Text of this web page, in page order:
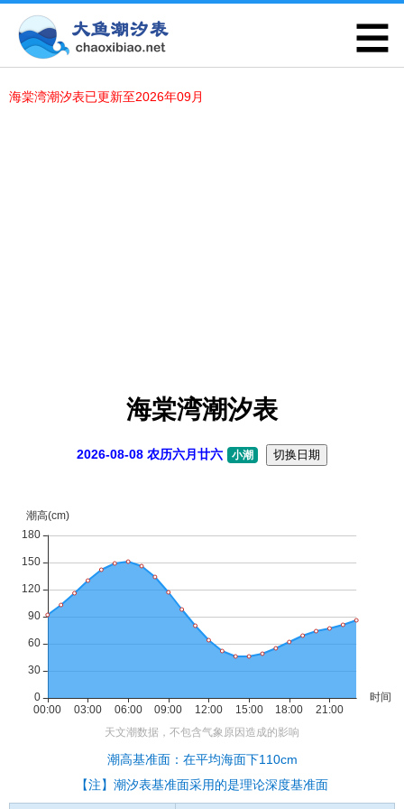
海棠湾潮汐表已更新至2026年09月
海棠湾潮汐表
2026-08-08 农历六月廿六 小潮 切换日期
潮高基准面：在平均海面下110cm
【注】潮汐表基准面采用的是理论深度基准面